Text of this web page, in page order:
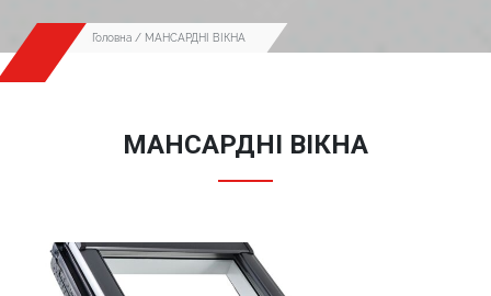
Головна / МАНСАРДНІ ВІКНА
МАНСАРДНІ ВІКНА